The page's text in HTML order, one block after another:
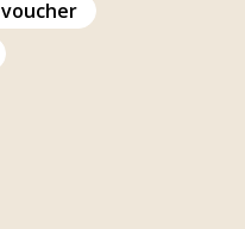
voucher